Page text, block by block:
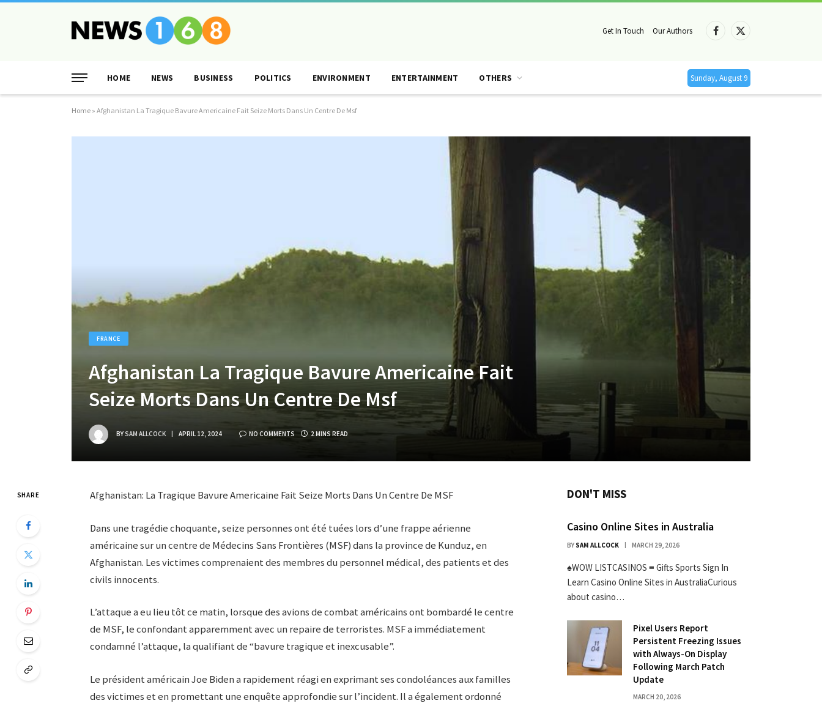
Get In Touch Our Authors Facebook
X
HOME NEWS BUSINESS POLITICS ENVIRONMENT ENTERTAINMENT OTHERS Sunday, August 9
Home » Afghanistan La Tragique Bavure Americaine Fait Seize Morts Dans Un Centre De Msf
FRANCE
Afghanistan La Tragique Bavure Americaine Fait
Seize Morts Dans Un Centre De Msf
BYSAM ALLCOCK APRIL 12, 2024 NO COMMENTS 2 MINS READ
SHARE Afghanistan: La Tragique Bavure Americaine Fait Seize Morts Dans Un Centre De MSF
Dans une tragédie choquante, seize personnes ont été tuées lors d’une frappe aérienne
américaine sur un centre de Médecins Sans Frontières (MSF) dans la province de Kunduz, en
Afghanistan. Les victimes comprenaient des membres du personnel médical, des patients et des
civils innocents.
L’attaque a eu lieu tôt ce matin, lorsque des avions de combat américains ont bombardé le centre
de MSF, le confondant apparemment avec un repaire de terroristes. MSF a immédiatement
condamné l’attaque, la qualifiant de “bavure tragique et inexcusable”.
Le président américain Joe Biden a rapidement réagi en exprimant ses condoléances aux familles
des victimes et en promettant une enquête approfondie sur l’incident. Il a également ordonné
DON'T MISS
Casino Online Sites in Australia
BY SAM ALLCOCK MARCH 29, 2026
♠WOW LISTCASINOS ≡ Gifts Sports Sign In
Learn Casino Online Sites in AustraliaCurious
about casino…
Pixel Users Report
Persistent Freezing Issues
with Always-On Display
Following March Patch
Update
MARCH 20, 2026